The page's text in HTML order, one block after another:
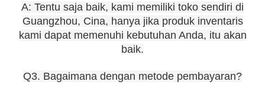
A: Tentu saja baik, kami memiliki toko sendiri di
Guangzhou, Cina, hanya jika produk inventaris
kami dapat memenuhi kebutuhan Anda, itu akan
baik.
Q3. Bagaimana dengan metode pembayaran?